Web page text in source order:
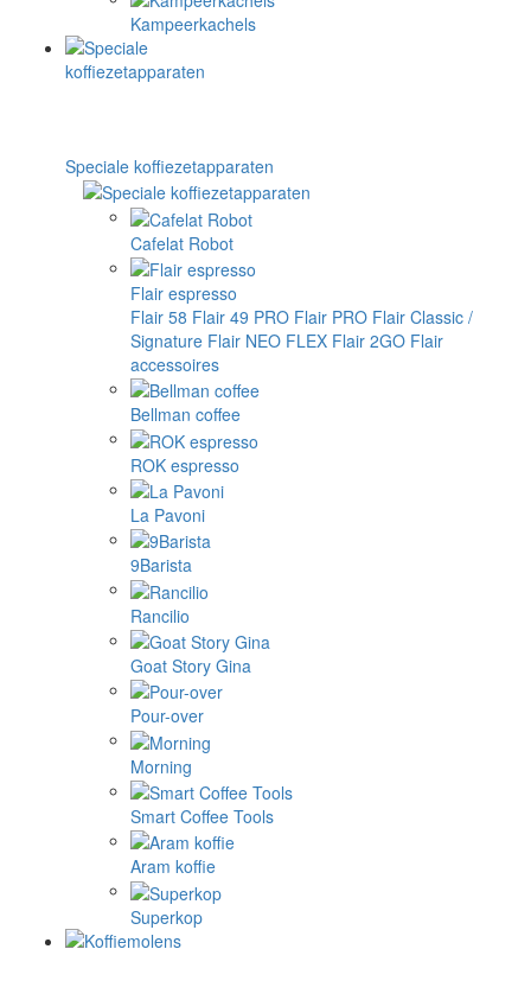
Kampeerkachels
Speciale koffiezetapparaten
Cafelat Robot
Flair espresso
Flair 58 Flair 49 PRO Flair PRO Flair Classic /
Signature Flair NEO FLEX Flair 2GO Flair
accessoires
Bellman coffee
ROK espresso
La Pavoni
9Barista
Rancilio
Goat Story Gina
Pour-over
Morning
Smart Coffee Tools
Aram koffie
Superkop